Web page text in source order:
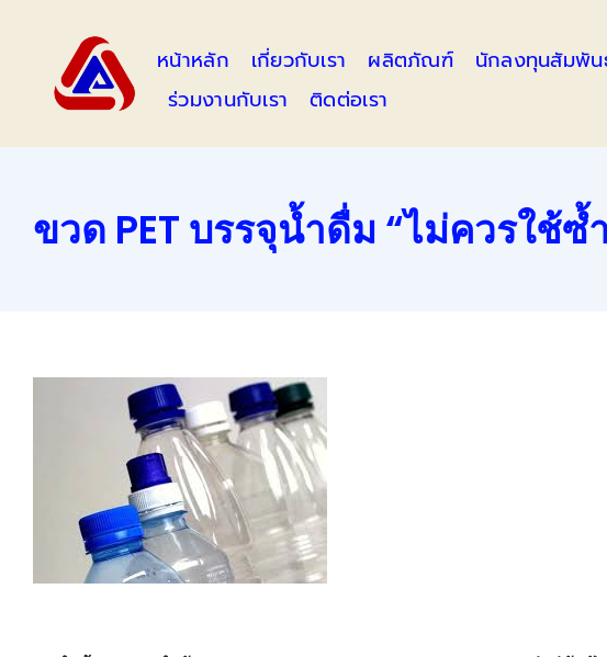
หน้าหลัก เกี่ยวกับเรา ผลิตภัณฑ์ นักลงทุนสัมพั
ร่วมงานกับเรา
ติดต่อเรา
ขวด PET บรรจุน้ำดื่ม “ไม่ควรใช้